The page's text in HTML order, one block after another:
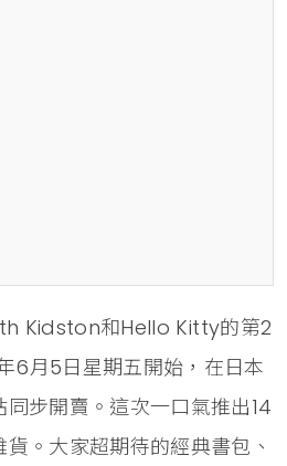
Kidston和Hello Kitty的第2
6月5日星期五開始，在日本
步開賣。這次一口氣推出14
。大家超期待的經典書包、